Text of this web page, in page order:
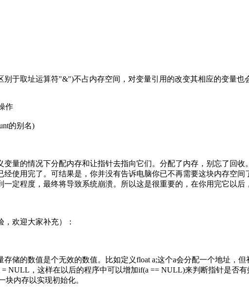
于取址运算符"&")不占内存空间，对变量引用的改变其相应的变量也
作
的别名)
的情况下分配内存和让指针去指向它们。分配了内存，别忘了回收
使用完了。可结果是，你并没有告诉电脑你已不再需要这块内存空
定程度，最终将导致系统崩溃。所以这是很重要的，在你用完它以后
欢迎大家补充）：
的数值是个无效的数值。比如定义float a;这个a会分配一个地址，但
NULL，这样在以后的程序中可以增加if(a == NULL)来判断指针是否
块内存以实现初始化。